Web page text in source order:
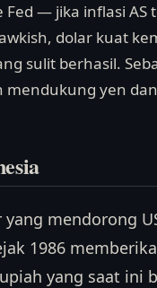
Fed — jika inflasi AS
dolar kuat
sulit berhasil.
mendukung yen
mendorong
1986
yang saat ini